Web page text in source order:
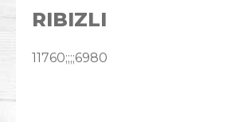
RIBIZLI
11760;;;;6980